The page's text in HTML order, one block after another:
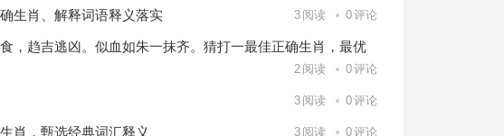
生肖、解释词语释义落实 3 阅读 0评论
，趋吉逃凶。似血如朱一抹齐。猜打一最佳正确生肖，最优
2 阅读 0评论
3 阅读 0评论
肖，甄选经典词汇释义 3 阅读 0评论